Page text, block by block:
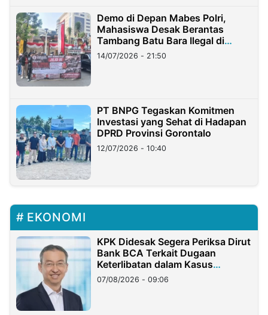
Demo di Depan Mabes Polri,
Mahasiswa Desak Berantas
Tambang Batu Bara Ilegal di
Lampung
14/07/2026 - 21:50
PT BNPG Tegaskan Komitmen
Investasi yang Sehat di Hadapan
DPRD Provinsi Gorontalo
12/07/2026 - 10:40
EKONOMI
KPK Didesak Segera Periksa Dirut
Bank BCA Terkait Dugaan
Keterlibatan dalam Kasus
Hilangnya Dana Nasabah Rp2,58
Miliar
07/08/2026 - 09:06